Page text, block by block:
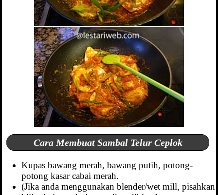
Cara Membuat Sambal Telur Ceplok
Kupas bawang merah, bawang putih, potong-
potong kasar cabai merah.
(Jika anda menggunakan blender/wet mill, pisahkan